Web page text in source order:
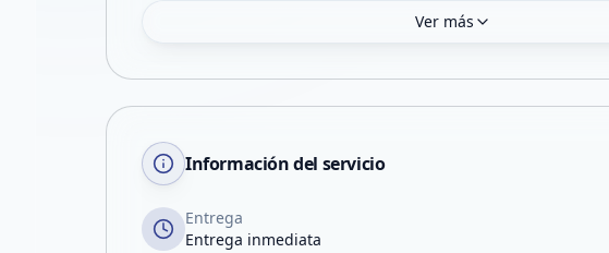
Ver más
Información del servicio
Entrega
Entrega inmediata